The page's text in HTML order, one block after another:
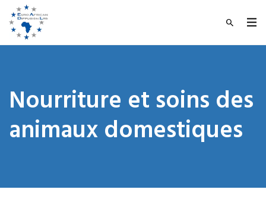
Nourriture et soins des
animaux domestiques